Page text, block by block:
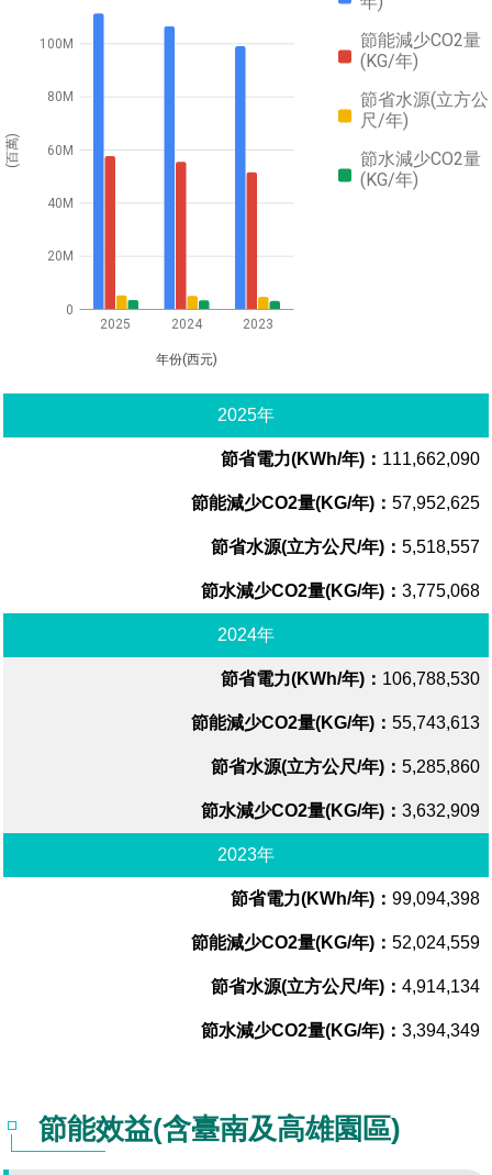
節能減少CO2量
(KG/年)
節省水源(立方公
尺/年)
節水減少CO2量
(KG/年)
2025 2024 2023
年份(西元)
0
20M
40M
60M
80M
100M
(百萬)
2025年
111,662,090
57,952,625
5,518,557
3,775,068
2024年
106,788,530
55,743,613
5,285,860
3,632,909
2023年
99,094,398
52,024,559
4,914,134
3,394,349
節能效益(含臺南及高雄園區)